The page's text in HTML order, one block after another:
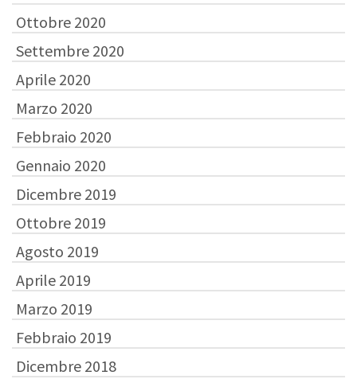
Ottobre 2020
Settembre 2020
Aprile 2020
Marzo 2020
Febbraio 2020
Gennaio 2020
Dicembre 2019
Ottobre 2019
Agosto 2019
Aprile 2019
Marzo 2019
Febbraio 2019
Dicembre 2018